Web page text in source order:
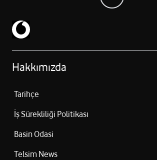
Hakkımızda
Tarihçe
İş Sürekliliği Politikası
Basin Odasi
Telsim News